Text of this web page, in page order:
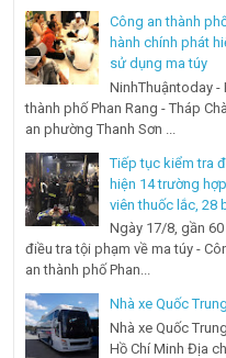
Công an thành
hành chính phát
sử dụng ma túy
NinhThuậntoday -
thành phố Phan Rang - Tháp
an phường Thanh Sơn ...
Tiếp tục kiểm tra
hiện 14 trường
viên thuốc lắc, 28
Ngày 17/8, gần
điều tra tội phạm về ma túy -
an thành phố Phan...
Nhà xe Quốc
Nhà xe Quốc
Hồ Chí Minh Địa